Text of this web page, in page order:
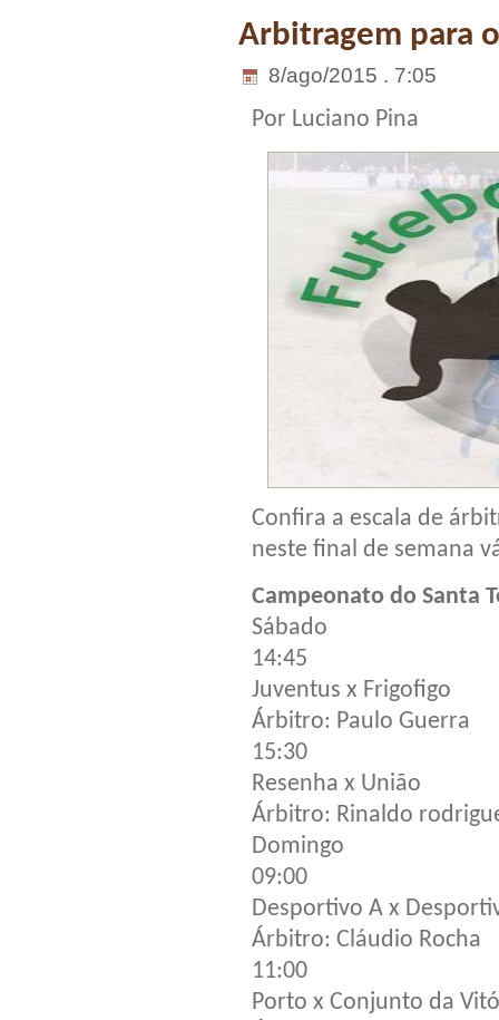
Arbitragem para
8/ago/2015 . 7:05
Por Luciano Pina
Confira a escala de
neste final de semana
Campeonato do Santa
Sábado
14:45
Juventus x Frigofigo
Árbitro: Paulo Guerra
15:30
Resenha x União
Árbitro: Rinaldo
Domingo
09:00
Desportivo A x
Árbitro: Cláudio Rocha
11:00
Porto x Conjunto da